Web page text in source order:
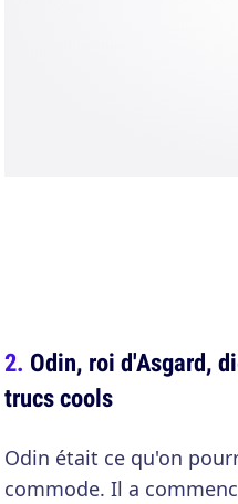
Odin, roi d'Asgard,
trucs cools
Odin était ce qu'on
commode. Il a